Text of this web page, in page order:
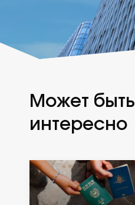
Может быть
интересно